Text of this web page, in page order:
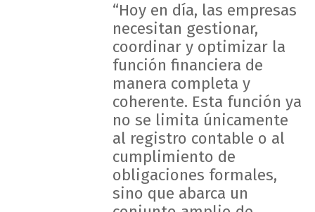
“Hoy en día, las empresas
necesitan gestionar,
coordinar y optimizar la
función financiera de
manera completa y
coherente. Esta función ya
no se limita únicamente
al registro contable o al
cumplimiento de
obligaciones formales,
sino que abarca un